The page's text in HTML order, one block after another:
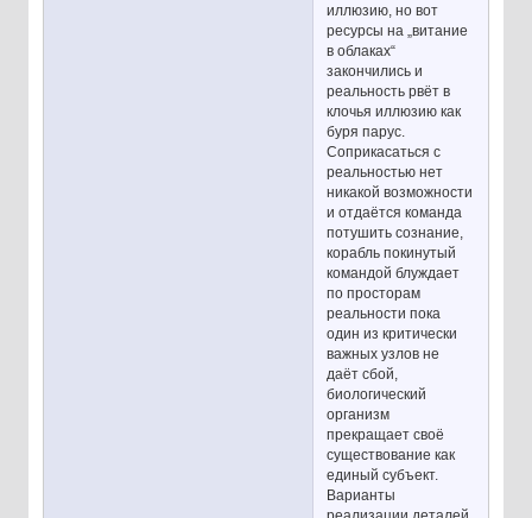
иллюзию, но вот
ресурсы на „витание
в облаках“
закончились и
реальность рвёт в
клочья иллюзию как
буря парус.
Соприкасаться с
реальностью нет
никакой возможности
и отдаётся команда
потушить сознание,
корабль покинутый
командой блуждает
по просторам
реальности пока
один из критически
важных узлов не
даёт сбой,
биологический
организм
прекращает своё
существование как
единый субъект.
Варианты